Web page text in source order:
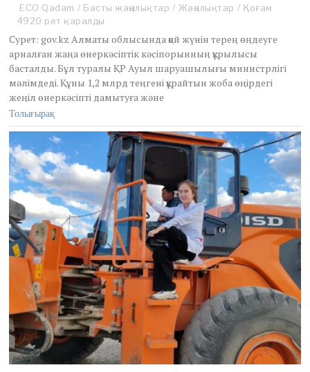
p
r
l
2
5
,
2
6
ECO Qadam / Басты жаңалықтар / Жаңалықтар / Қоғам
4920 рет қаралды
Сурет: gov.kz Алматы облысында қой жүнін терең өңдеуге
арналған жаңа өнеркәсіптік кәсіпорынның құрылысы
басталды. Бұл туралы ҚР Ауыл шаруашылығы министрлігі
мәлімдеді. Құны 1,2 млрд теңгені құрайтын жоба өңірдегі
жеңіл өнеркәсіпті дамытуға және
Толығырақ